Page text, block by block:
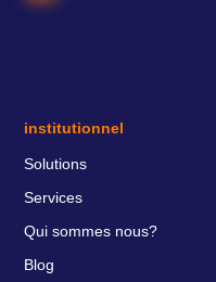
institutionnel
Solutions
Services
Qui sommes nous?
Blog